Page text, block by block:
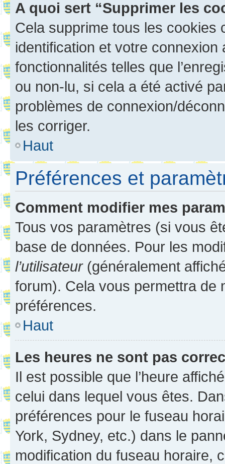
A quoi sert “Supprimer les
Cela supprime tous les cookies
identification et votre
fonctionnalités telles que
ou non-lu, si cela a été activé
problèmes de connexion/
les corriger.
Haut
Préférences et
Comment modifier mes
Tous vos paramètres (si vous
base de données. Pour les
l’utilisateur(généralement
forum). Cela vous permettra de
préférences.
Haut
Les heures ne sont pas
Il est possible que l’heure
celui dans lequel vous êtes.
préférences pour le fuseau
York, Sydney, etc.) dans le
modification du fuseau horaire,